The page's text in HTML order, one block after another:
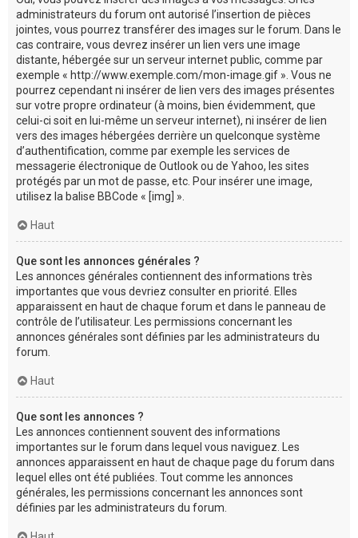
administrateurs du forum ont autorisé l’insertion de pièces
jointes, vous pourrez transférer des images sur le forum. Dans le
cas contraire, vous devrez insérer un lien vers une image
distante, hébergée sur un serveur internet public, comme par
exemple « http://www.exemple.com/mon-image.gif ». Vous ne
pourrez cependant ni insérer de lien vers des images présentes
sur votre propre ordinateur (à moins, bien évidemment, que
celui-ci soit en lui-même un serveur internet), ni insérer de lien
vers des images hébergées derrière un quelconque système
d’authentification, comme par exemple les services de
messagerie électronique de Outlook ou de Yahoo, les sites
protégés par un mot de passe, etc. Pour insérer une image,
utilisez la balise BBCode « [img] ».
Haut
Que sont les annonces générales ?
Les annonces générales contiennent des informations très
importantes que vous devriez consulter en priorité. Elles
apparaissent en haut de chaque forum et dans le panneau de
contrôle de l’utilisateur. Les permissions concernant les
annonces générales sont définies par les administrateurs du
forum.
Haut
Que sont les annonces ?
Les annonces contiennent souvent des informations
importantes sur le forum dans lequel vous naviguez. Les
annonces apparaissent en haut de chaque page du forum dans
lequel elles ont été publiées. Tout comme les annonces
générales, les permissions concernant les annonces sont
définies par les administrateurs du forum.